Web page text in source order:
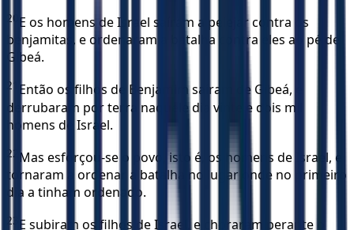
20 E os homens de Israel saíram a pelejar contra os
benjamitas, e ordenaram a batalha contra eles ao pé de
Gibeá.
21
Então os filhos de Benjamim saíram de Gibeá, e
derrubaram por terra naquele dia vinte e dois mil
homens de Israel.
22 Mas esforçou-se o povo, isto é, os homens de Israel, e
tornaram a ordenar a batalha no lugar onde no primeiro
dia a tinham ordenado.
23 E subiram os filhos de Israel, e choraram perante o